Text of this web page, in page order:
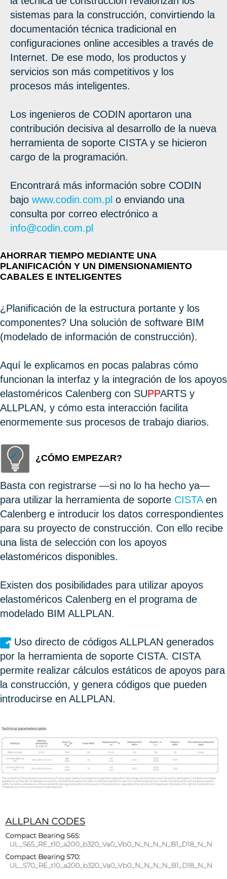
sistemas para la construcción, convirtiendo la
documentación técnica tradicional en
configuraciones online accesibles a través de
Internet. De ese modo, los productos y
servicios son más competitivos y los
procesos más inteligentes.
Los ingenieros de CODIN aportaron una
contribución decisiva al desarrollo de la nueva
herramienta de soporte CISTA y se hicieron
cargo de la programación.
Encontrará más información sobre CODIN
bajo www.codin.com.pl o enviando una
consulta por correo electrónico a
info@codin.com.pl
AHORRAR TIEMPO MEDIANTE UNA
PLANIFICACIÓN Y UN DIMENSIONAMIENTO
CABALES E INTELIGENTES
¿Planificación de la estructura portante y los
componentes? Una solución de software BIM
(modelado de información de construcción).
Aquí le explicamos en pocas palabras cómo
funcionan la interfaz y la integración de los apoyos
elastoméricos Calenberg con SUPPARTS y
ALLPLAN, y cómo esta interacción facilita
enormemente sus procesos de trabajo diarios.
¿CÓMO EMPEZAR?
Basta con registrarse —si no lo ha hecho ya—
para utilizar la herramienta de soporte CISTAen
Calenberg e introducir los datos correspondientes
para su proyecto de construcción. Con ello recibe
una lista de selección con los apoyos
elastoméricos disponibles.
Existen dos posibilidades para utilizar apoyos
elastoméricos Calenberg en el programa de
modelado BIM ALLPLAN.
Uso directo de códigos ALLPLAN generados
por la herramienta de soporte CISTA. CISTA
permite realizar cálculos estáticos de apoyos para
la construcción, y genera códigos que pueden
introducirse en ALLPLAN.